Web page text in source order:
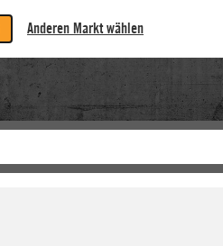
Anderen Markt wählen